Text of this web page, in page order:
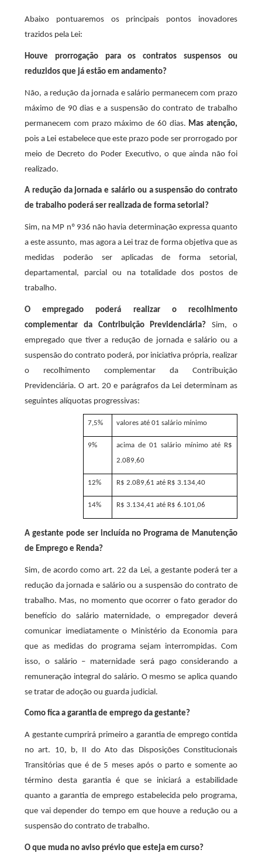
Abaixo pontuaremos os principais pontos inovadores
trazidos pela Lei:
Houve prorrogação para os contratos suspensos ou
reduzidos que já estão em andamento?
Não, a redução da jornada e salário permanecem com prazo
máximo de 90 dias e a suspensão do contrato de trabalho
permanecem com prazo máximo de 60 dias. Mas atenção,
pois a Lei estabelece que este prazo pode ser prorrogado por
meio de Decreto do Poder Executivo, o que ainda não foi
realizado.
A redução da jornada e salário ou a suspensão do contrato
de trabalho poderá ser realizada de forma setorial?
Sim, na MP nº 936 não havia determinação expressa quanto
a este assunto, mas agora a Lei traz de forma objetiva que as
medidas poderão ser aplicadas de forma setorial,
departamental, parcial ou na totalidade dos postos de
trabalho.
O empregado poderá realizar o recolhimento
complementar da Contribuição Previdenciária? Sim, o
empregado que tiver a redução de jornada e salário ou a
suspensão do contrato poderá, por iniciativa própria, realizar
o recolhimento complementar da Contribuição
Previdenciária. O art. 20 e parágrafos da Lei determinam as
seguintes alíquotas progressivas:
7,5% valores até 01 salário mínimo
9%
acima de 01 salário mínimo até R$
2.089,60
12% R$ 2.089,61 até R$ 3.134,40
14% R$ 3.134,41 até R$ 6.101,06
A gestante pode ser incluída no Programa de Manutenção
de Emprego e Renda?
Sim, de acordo como art. 22 da Lei, a gestante poderá ter a
redução da jornada e salário ou a suspensão do contrato de
trabalho. Mas, no momento que ocorrer o fato gerador do
benefício do salário maternidade, o empregador deverá
comunicar imediatamente o Ministério da Economia para
que as medidas do programa sejam interrompidas. Com
isso, o salário – maternidade será pago considerando a
remuneração integral do salário. O mesmo se aplica quando
se tratar de adoção ou guarda judicial.
Como fica a garantia de emprego da gestante?
A gestante cumprirá primeiro a garantia de emprego contida
no art. 10, b, II do Ato das Disposições Constitucionais
Transitórias que é de 5 meses após o parto e somente ao
término desta garantia é que se iniciará a estabilidade
quanto a garantia de emprego estabelecida pelo programa,
que vai depender do tempo em que houve a redução ou a
suspensão do contrato de trabalho.
O que muda no aviso prévio que esteja em curso?